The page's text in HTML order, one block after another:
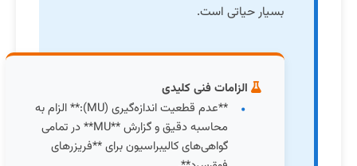
بسیار حیاتی است.
الزامات فنی کلیدی
**عدم قطعیت اندازه‌گیری (MU):** الزام به
محاسبه دقیق و گزارش **MU** در تمامی
گواهی‌های کالیبراسیون برای **فریزرهای